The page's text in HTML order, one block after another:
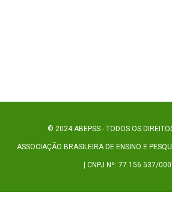
© 2024 ABEPSS - TODOS OS
ASSOCIAÇÃO BRASILEIRA DE ENSINO E
| CNPJ Nº: 77.156.537/